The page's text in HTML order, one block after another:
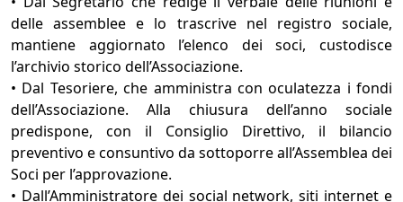
delle assemblee e lo trascrive nel registro sociale,
mantiene aggiornato l’elenco dei soci, custodisce
l’archivio storico dell’Associazione.
• Dal Tesoriere, che amministra con oculatezza i fondi
dell’Associazione. Alla chiusura dell’anno sociale
predispone, con il Consiglio Direttivo, il bilancio
preventivo e consuntivo da sottoporre all’Assemblea dei
Soci per l’approvazione.
• Dall’Amministratore dei social network, siti internet e